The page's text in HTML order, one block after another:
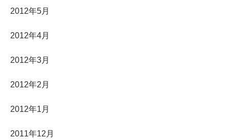
2012年5月
2012年4月
2012年3月
2012年2月
2012年1月
2011年12月